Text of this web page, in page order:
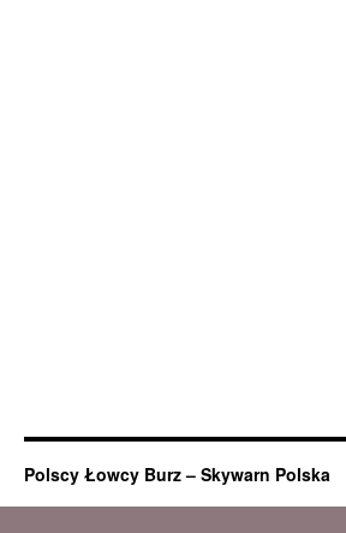
Polscy Łowcy Burz – Skywarn Polska